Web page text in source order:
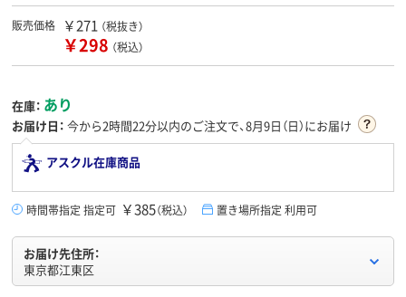
販売価格 ￥271 （税抜き）
￥298 （税込）
在庫： あり
お届け日： 今から2時間22分以内のご注文で、8月9日（日）にお届け
アスクル在庫商品
時間帯指定 指定可 ￥385（税込） 置き場所指定 利用可
お届け先住所：
東京都江東区